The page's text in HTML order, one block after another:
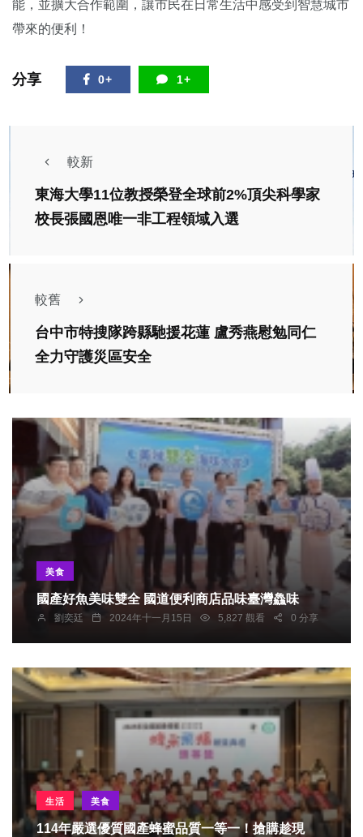
能，並擴大合作範圍，讓市民在日常生活中感受到智慧城市
帶來的便利！
分享 0+ 1+
較新
東海大學11位教授榮登全球前2%頂尖科學家
校長張國恩唯一非工程領域入選
較舊
台中市特搜隊跨縣馳援花蓮 盧秀燕慰勉同仁
全力守護災區安全
美食
國產好魚美味雙全 國道便利商店品味臺灣鱻味
劉奕廷 2024年十一月15日 5,827 觀看 0 分享
生活 美食
114年嚴選優質國產蜂蜜品質一等一！搶購趁現